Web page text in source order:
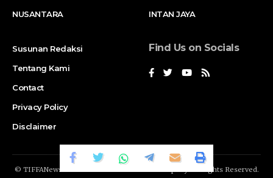
NUSANTARA
INTAN JAYA
Susunan Redaksi
Tentang Kami
Contact
Privacy Policy
Disclaimer
Find Us on Socials
© TIFFANews Network. RAKA
Company. All Rights Reserved.